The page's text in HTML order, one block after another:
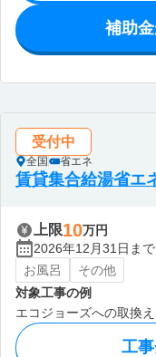
補助
受付中
全国 省エネ
賃貸集合給湯省エ
上限10万円
2026年12月31日まで
お風呂
その他
対象工事の例
エコジョーズへの取換
工